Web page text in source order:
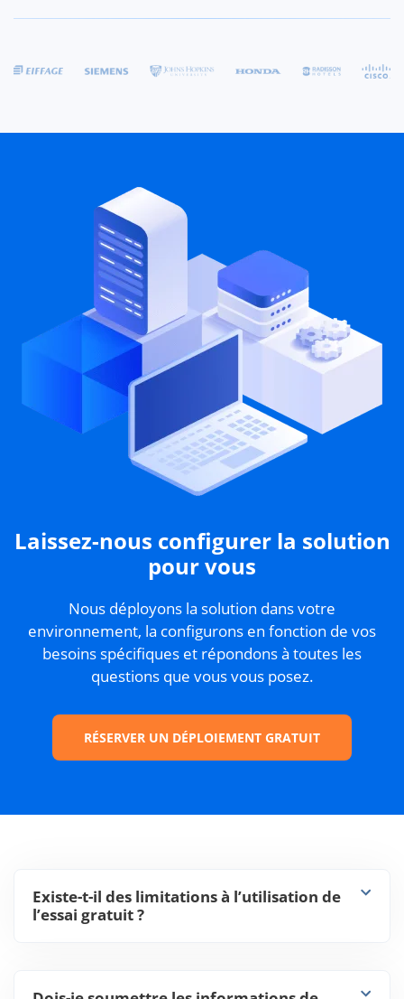
Laissez-nous configurer la solution
pour vous
Nous déployons la solution dans votre
environnement, la configurons en fonction de vos
besoins spécifiques et répondons à toutes les
questions que vous vous posez.
RÉSERVER UN DÉPLOIEMENT GRATUIT
Existe-t-il des limitations à l’utilisation de
l’essai gratuit ?